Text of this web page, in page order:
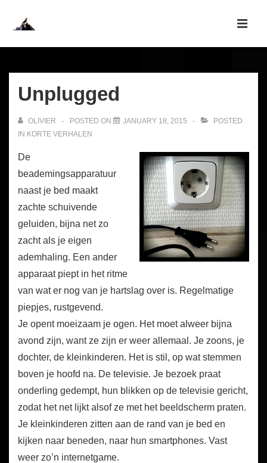
Content
Navigation
Unplugged
OLIVIER POSTED ON JANUARY 18, 2015
POSTED
IN KORTE VERHALEN
De
beademingsapparatuur
naast je bed maakt
zachte schuivende
geluiden, bijna net zo
zacht als je eigen
ademhaling. Een ander
apparaat piept in het ritme
van wat er nog van je hartslag over is. Regelmatige
piepjes, rustgevend.
Je opent moeizaam je ogen. Het moet alweer bijna
avond zijn, want ze zijn er weer allemaal. Je zoons, je
dochter, de kleinkinderen. Het is stil, op wat stemmen
boven je hoofd na. De televisie. Je bezoek praat
onderling gedempt, hun blikken op de televisie gericht,
zodat het net lijkt alsof ze met het beeldscherm praten.
Je kleinkinderen zitten aan de rand van je bed en
kijken naar beneden, naar hun smartphones. Vast
weer zo’n internetgame.